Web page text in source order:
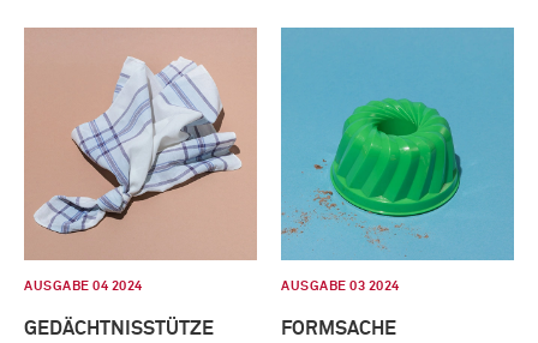
AUSGABE 04 2024
GEDÄCHTNISSTÜTZE
AUSGABE 03 2024
FORMSACHE